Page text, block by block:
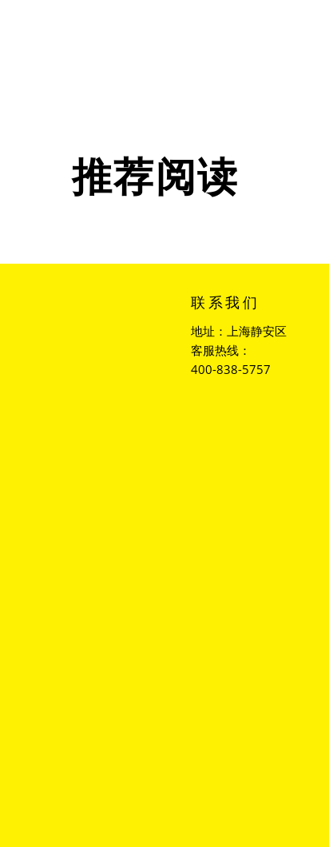
推荐阅读
联系我们
地址：上海静安区
客服热线：
400-838-5757